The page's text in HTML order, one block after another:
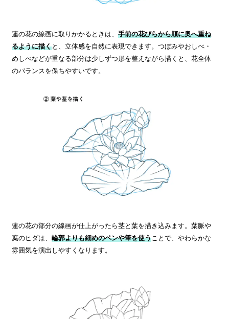
蓮の花の線画に取りかかるときは、 手前の花びらから順に奥へ重ね
るように描くと、立体感を自然に表現できます。つぼみやおしべ・
めしべなどが重なる部分は少しずつ形を整えながら描くと、花全体
のバランスを保ちやすいです。
蓮の花の部分の線画が仕上がったら茎と葉を描き込みます。葉脈や
葉のヒダは、 輪郭よりも細めのペンや筆を使うことで、やわらかな
雰囲気を演出しやすくなります。